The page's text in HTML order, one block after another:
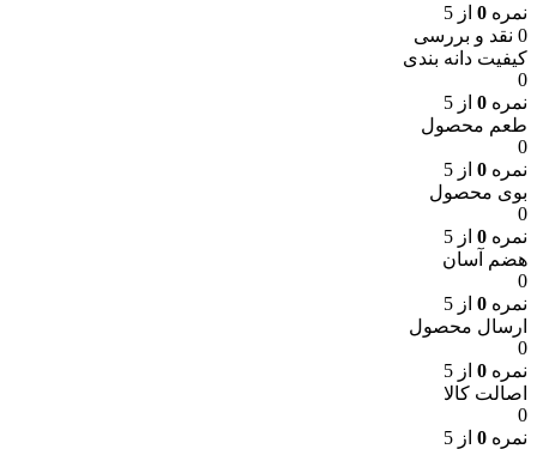
نمره 0 از 5
0 نقد و بررسی
کیفیت دانه بندی
0
نمره 0 از 5
طعم محصول
0
نمره 0 از 5
بوی محصول
0
نمره 0 از 5
هضم آسان
0
نمره 0 از 5
ارسال محصول
0
نمره 0 از 5
اصالت کالا
0
نمره 0 از 5